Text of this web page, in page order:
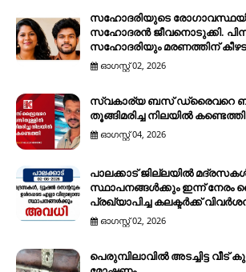
സഹോദരിയുടെ
സഹോദരൻ ജീവനൊടുക്കി.
സഹോദരിയും മരണത്തിന്
ഓഗസ്റ്റ് 02, 2026
സ്വകാര്യ ബസ് ഡ്രൈവറെ
തൂങ്ങിമരിച്ച നിലയിൽ കണ്ടെത്തി
ഓഗസ്റ്റ് 04, 2026
പാലക്കാട് ജില്ലയിൽ
സ്ഥാപനങ്ങൾക്കും ഇന്ന് നേരം
പ്രഖ്യാപിച്ച കലക്ടർക്ക്
ഓഗസ്റ്റ് 02, 2026
പെരുമ്പിലാവിൽ അടച്ചിട്ട വീട്